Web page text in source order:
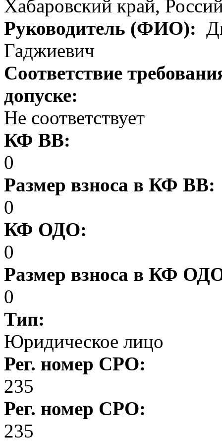
Хабаровский край,
Руководитель (ФИО):
Гаджиевич
Соответствие
допуске:
Не соответствует
КФ ВВ:
0
Размер взноса в КФ ВВ:
0
КФ ОДО:
0
Размер взноса в КФ
0
Тип:
Юридическое лицо
Рег. номер СРО:
235
Рег. номер СРО:
235